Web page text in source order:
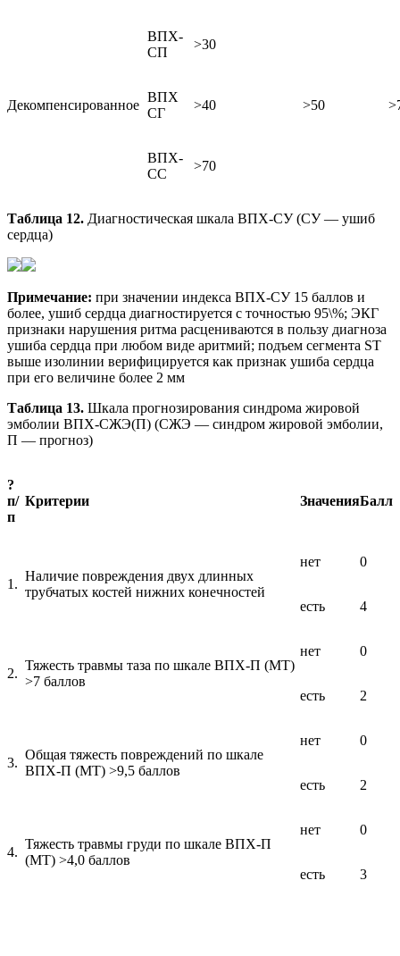
Декомпенсированное
ВПХ-
СП
>30
>50
ВПХ
СГ
>40
ВПХ-
СС
>70
Таблица 12. Диагностическая шкала ВПХ-СУ (СУ — ушиб
сердца)
Примечание: при значении индекса ВПХ-СУ 15 баллов и
более, ушиб сердца диагностируется с точностью 95\%; ЭКГ
признаки нарушения ритма расцениваются в пользу диагноза
ушиба сердца при любом виде аритмий; подъем сегмента ST
выше изолинии верифицируется как признак ушиба сердца
при его величине более 2 мм
Таблица 13. Шкала прогнозирования синдрома жировой
эмболии ВПХ-СЖЭ(П) (СЖЭ — синдром жировой эмболии,
П — прогноз)
?
п/
п
Критерии ЗначенияБалл
1.
Наличие повреждения двух длинных
трубчатых костей нижних конечностей
нет 0
есть 4
2.
Тяжесть травмы таза по шкале ВПХ-П (МТ)
>7 баллов
нет 0
есть 2
3.
Общая тяжесть повреждений по шкале
ВПХ-П (МТ) >9,5 баллов
нет 0
есть 2
4.
Тяжесть травмы груди по шкале ВПХ-П
(МТ) >4,0 баллов
нет 0
есть 3